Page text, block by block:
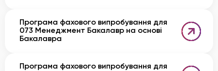
Програма фахового випробування для
073 Менеджмент Бакалавр на основі
Бакалавра
Програма фахового випробування для